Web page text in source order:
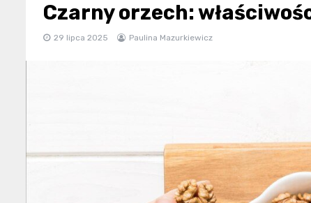
Czarny orzech:
29 lipca 2025 Paulina Mazurkiewicz